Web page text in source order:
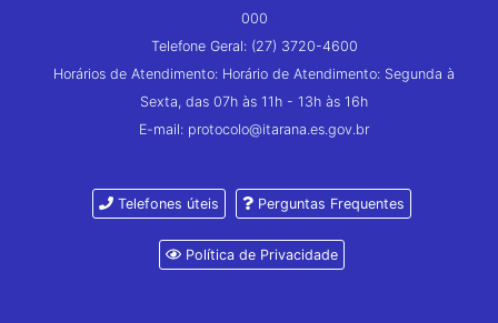
000
Telefone Geral: (27) 3720-4600
Horários de Atendimento: Horário de Atendimento: Segunda à
Sexta, das 07h às 11h - 13h às 16h
E-mail: protocolo@itarana.es.gov.br
Telefones úteis Perguntas Frequentes
Política de Privacidade